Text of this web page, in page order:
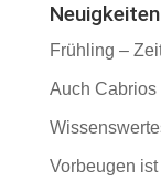
Neuigkeiten
Frühling –
Auch Cabrios
Vorbeugen